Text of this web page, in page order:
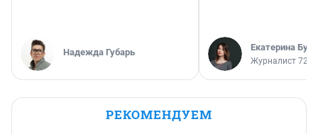
Надежда Губарь Екатерина
Журналист
РЕКОМЕНДУЕМ